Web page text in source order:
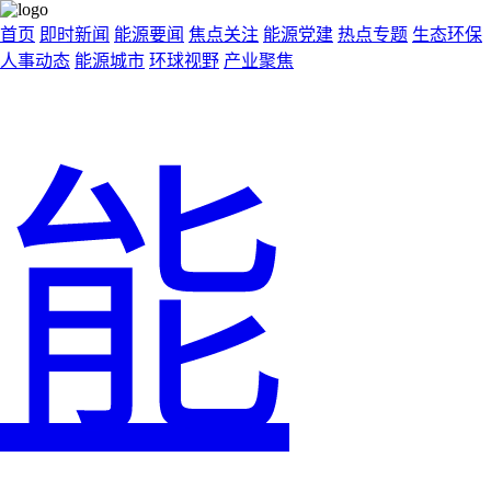
首页 即时新闻 能源要闻 焦点关注 能源党建 热点专题 生态环保
人事动态 能源城市 环球视野 产业聚焦
能